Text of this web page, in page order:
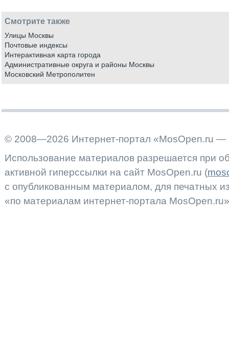
Смотрите также
Улицы Москвы
Почтовые индексы
Интерактивная карта города
Административные округа и районы Москвы
Московский Метрополитен
© 2008—2026 Интернет-портал «MosOpen.ru —
Использование материалов разрешается при
активной гиперссылки на сайт MosOpen.ru (
с опубликованным материалом, для печатных
«по материалам интернет-портала